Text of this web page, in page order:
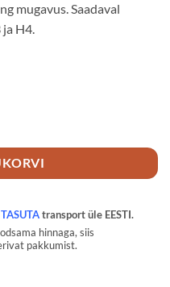
mugavus. Saadaval
ja H4.
100x200x21 cm JÄIK - pocket
TASUTAtransport üle EESTI.
hinnaga, siis
pakkumist.